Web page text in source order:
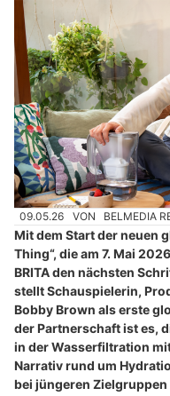
09.05.26 VON BELMEDIA
Mit dem Start der neuen
Thing“, die am 7. Mai
BRITA den nächsten
stellt Schauspielerin,
Bobby Brown als erste
der Partnerschaft ist es,
in der Wasserfiltration
Narrativ rund um
bei jüngeren